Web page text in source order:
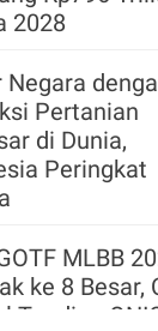
2028
Negara
Pertanian
di Dunia,
Peringkat
MLBB
ke 8 Besar,
Tanding